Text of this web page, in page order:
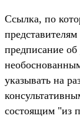
Ссылка, по
предписание об
указывать на
состоящим "из